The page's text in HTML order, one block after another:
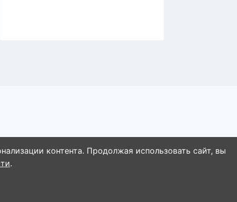
контента. Продолжая использовать сайт, вы
.